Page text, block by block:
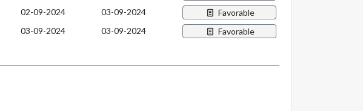
02-09-2024 03-09-2024
Favorable
03-09-2024 03-09-2024 Favorable